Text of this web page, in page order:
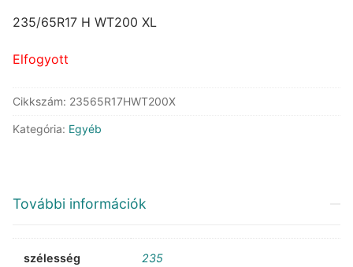
was:
235/65R17 H WT200 XL
Elfogyott
Cikkszám: 23565R17HWT200X
Kategória: Egyéb
További információk
szélesség 235